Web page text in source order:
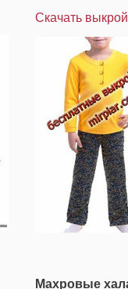
Скачать
Махровые